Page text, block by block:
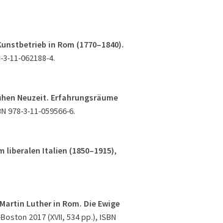
in Rom (1770–1840).
11-062188-4.
Neuzeit. Erfahrungsräume
978-3-11-059566-6.
liberalen Italien (1850–1915),
Luther in Rom. Die Ewige
2017 (XVII, 534 pp.), ISBN